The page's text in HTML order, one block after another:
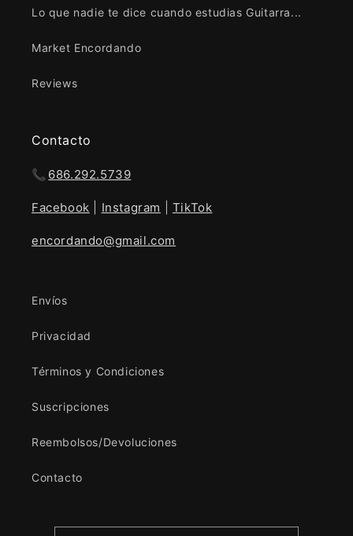
Lo que nadie te dice cuando estudias Guitarra...
Market Encordando
Reviews
Contacto
📞 686.292.5739
Facebook Instagram TikTok
encordando@gmail.com
Envíos
Privacidad
Términos y Condiciones
Suscripciones
Reembolsos/Devoluciones
Contacto